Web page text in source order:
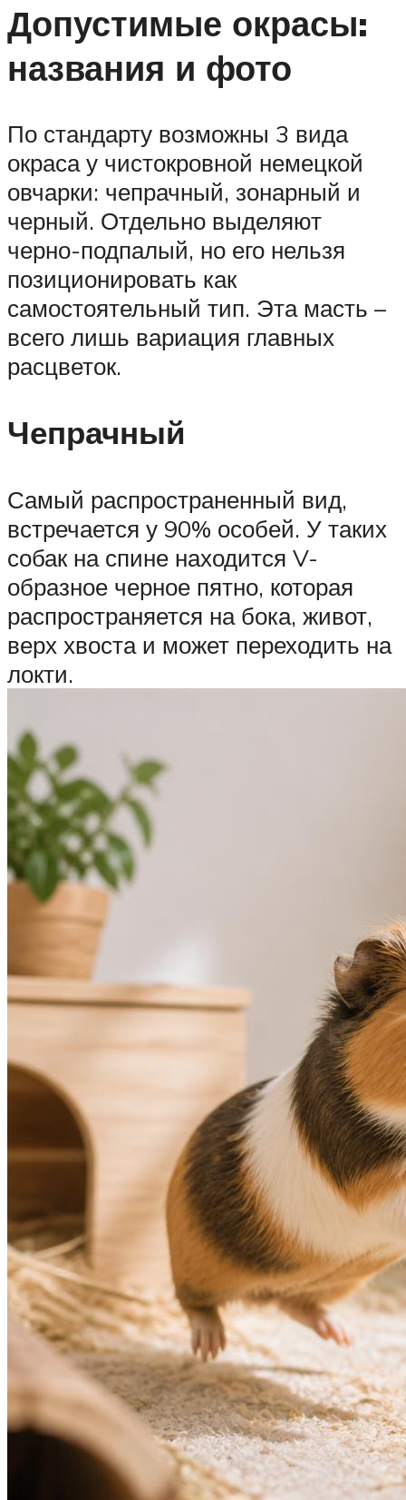
Допустимые окрасы:
названия и фото
По стандарту возможны 3 вида
окраса у чистокровной немецкой
овчарки: чепрачный, зонарный и
черный. Отдельно выделяют
черно-подпалый, но его нельзя
позиционировать как
самостоятельный тип. Эта масть –
всего лишь вариация главных
расцветок.
Чепрачный
Самый распространенный вид,
встречается у 90% особей. У таких
собак на спине находится V-
образное черное пятно, которая
распространяется на бока, живот,
верх хвоста и может переходить на
локти.